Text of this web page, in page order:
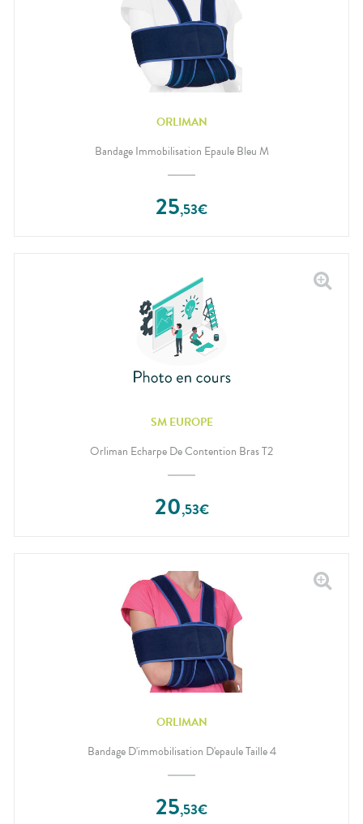
ORLIMAN
Bandage Immobilisation Epaule Bleu M
25,53€
SM EUROPE
Orliman Echarpe De Contention Bras T2
20,53€
ORLIMAN
Bandage D'immobilisation D'epaule Taille 4
25,53€